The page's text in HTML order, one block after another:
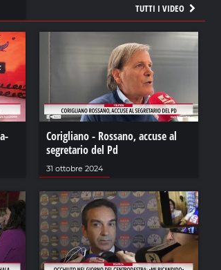
TUTTI I VIDEO
Corigliano - Rossano, accuse al
segretario del Pd
31 ottobre 2024